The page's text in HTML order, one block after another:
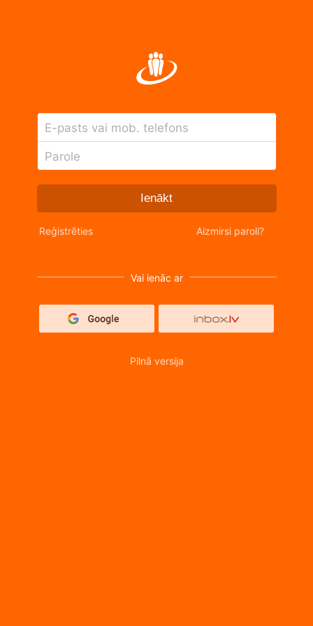
E-pasts vai mob. telefons
Parole
Ienākt
Reģistrēties Aizmirsi paroli?
Vai ienāc ar
Pilnā versija